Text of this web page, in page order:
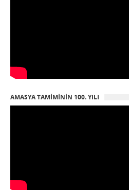
AMASYA TAMIMININ 100. YILI